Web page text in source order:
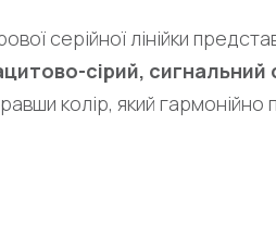
серійної лінійки
сірий, сигнальний
колір, який